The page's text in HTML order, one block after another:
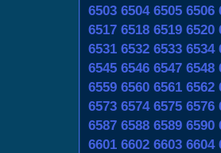
6503 6504 6505 6506
6517 6518 6519 6520
6531 6532 6533 6534
6545 6546 6547 6548
6559 6560 6561 6562
6573 6574 6575 6576
6587 6588 6589 6590
6601 6602 6603 6604